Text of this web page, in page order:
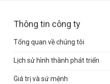
Thông tin công ty
Tổng quan về chúng tôi
Lịch sử hình thành phát triển
Giá trị và sứ mệnh